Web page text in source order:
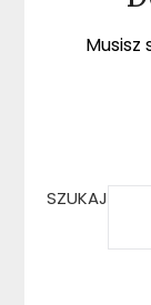
Musisz
SZUKAJ